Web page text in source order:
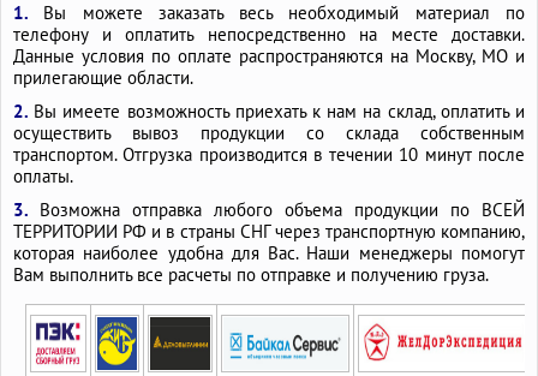
1. Вы можете заказать весь необходимый материал по
телефону и оплатить непосредственно на месте доставки.
Данные условия по оплате распространяются на Москву, МО и
прилегающие области.
2. Вы имеете возможность приехать к нам на склад, оплатить и
осуществить вывоз продукции со склада собственным
транспортом. Отгрузка производится в течении 10 минут после
оплаты.
3. Возможна отправка любого объема продукции по ВСЕЙ
ТЕРРИТОРИИ РФ и в страны СНГ через транспортную компанию,
которая наиболее удобна для Вас. Наши менеджеры помогут
Вам выполнить все расчеты по отправке и получению груза.